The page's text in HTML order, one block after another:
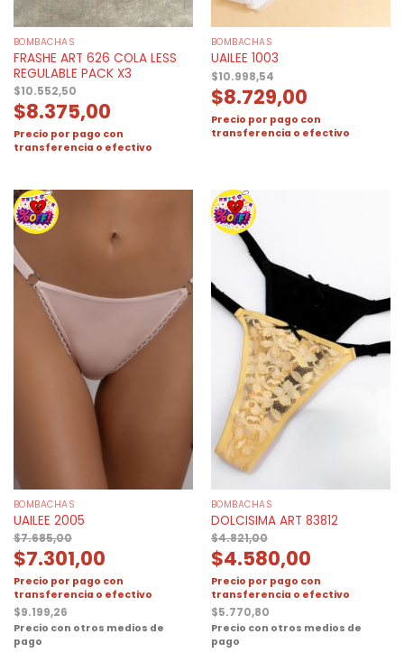
BOMBACHAS
FRASHE ART 626 COLA LESS
REGULABLE PACK X3
$10.552,50
$8.375,00
Precio por pago con
transferencia o efectivo
BOMBACHAS
UAILEE 1003
$10.998,54
$8.729,00
Precio por pago con
transferencia o efectivo
BOMBACHAS
UAILEE 2005
$7.685,00
$7.301,00
Precio por pago con
transferencia o efectivo
$9.199,26
Precio con otros medios de
pago
BOMBACHAS
DOLCISIMA ART 83812
$4.821,00
$4.580,00
Precio por pago con
transferencia o efectivo
$5.770,80
Precio con otros medios de
pago